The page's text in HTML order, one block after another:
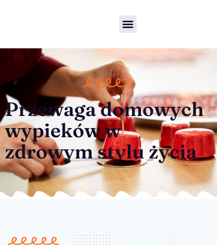
Przewaga domowych
wypieków w
zdrowym stylu życia